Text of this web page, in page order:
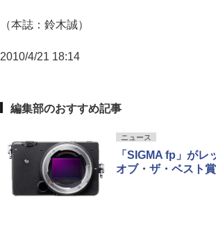
（本誌：鈴木誠）
2010/4/21 18:14
編集部のおすすめ記事
ニュース
「SIGMA fp」がレ
オブ・ザ・ベスト